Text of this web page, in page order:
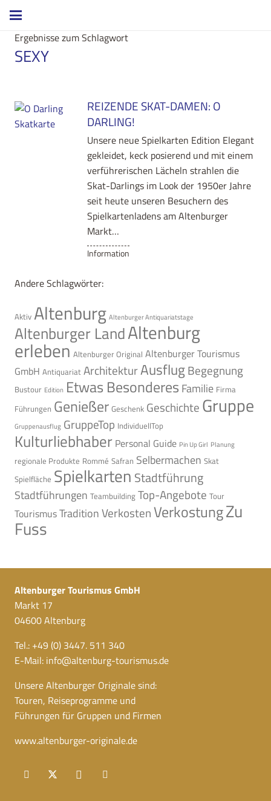
Ergebnisse zum Schlagwort
SEXY
REIZENDE SKAT-DAMEN: O
DARLING!
Unsere neue Spielkarten Edition Elegant
gekleidet, keck posierend und mit einem
verführerischen Lächeln strahlen die
Skat-Darlings im Look der 1950er Jahre
seit heute unseren Besuchern des
Spielkartenladens am Altenburger
Markt…
Information
Andere Schlagwörter:
Aktiv Altenburg Altenburger Antiquariatstage
Altenburger LandAltenburg
erleben Altenburger Original Altenburger Tourismus
GmbH Antiquariat ArchitekturAusflugBegegnung
Bustour Edition Etwas Besonderes Familie Firma
Führungen Genießer Geschenk Geschichte Gruppe
Gruppenausflug GruppeTop IndividuellTop
Kulturliebhaber Personal Guide Pin Up Girl Planung
regionale Produkte Rommé Safran Selbermachen Skat
Spielfläche Spielkarten Stadtführung
Stadtführungen Teambuilding Top-Angebote Tour
TourismusTraditionVerkostenVerkostungZu
Fuss
Altenburger Tourismus GmbH
Markt 17
04600 Altenburg
Tel.: +49 (0) 3447. 511 340
E-Mail: info@altenburg-tourismus.de
Unsere Altenburger Originale sind:
Touren, Reiseprogramme und
Führungen für Gruppen und Firmen
www.altenburger-originale.de